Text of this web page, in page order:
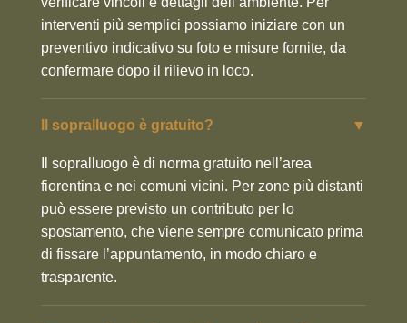
interventi più semplici possiamo iniziare con un
preventivo indicativo su foto e misure fornite, da
confermare dopo il rilievo in loco.
Il sopralluogo è gratuito? ▼
Il sopralluogo è di norma gratuito nell’area
fiorentina e nei comuni vicini. Per zone più distanti
può essere previsto un contributo per lo
spostamento, che viene sempre comunicato prima
di fissare l’appuntamento, in modo chiaro e
trasparente.